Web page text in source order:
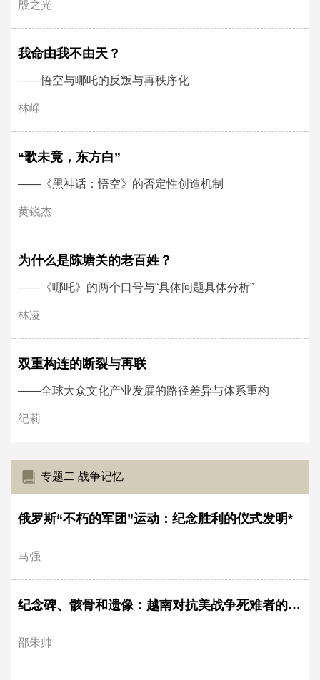
殷之光
我命由我不由天？
——悟空与哪吒的反叛与再秩序化
林峥
“歌未竟，东方白”
——《黑神话：悟空》的否定性创造机制
黄锐杰
为什么是陈塘关的老百姓？
——《哪吒》的两个口号与“具体问题具体分析”
林凌
双重构连的断裂与再联
——全球大众文化产业发展的路径差异与体系重构
纪莉
专题二 战争记忆
俄罗斯“不朽的军团”运动：纪念胜利的仪式发明*
马强
纪念碑、骸骨和遗像：越南对抗美战争死难者的家国一体纪念*
邵朱帅